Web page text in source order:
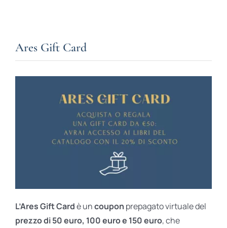
Ares Gift Card
L’Ares Gift Cardè uncoupon prepagato virtuale del
prezzo di 50 euro, 100 euro e 150 euro, che